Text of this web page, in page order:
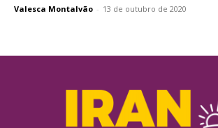
Valesca Montalvão - 13 de outubro de 2020